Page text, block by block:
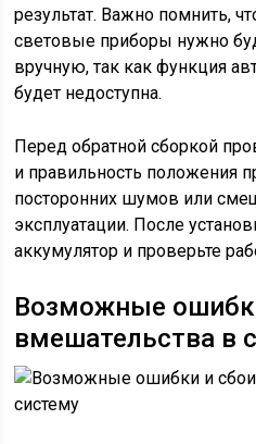
результат. Важно помнить,
световые приборы нужно
вручную, так как функция
будет недоступна.
Перед обратной сборкой
и правильность положения
посторонних шумов или
эксплуатации. После
аккумулятор и проверьте
Возможные
вмешательства в